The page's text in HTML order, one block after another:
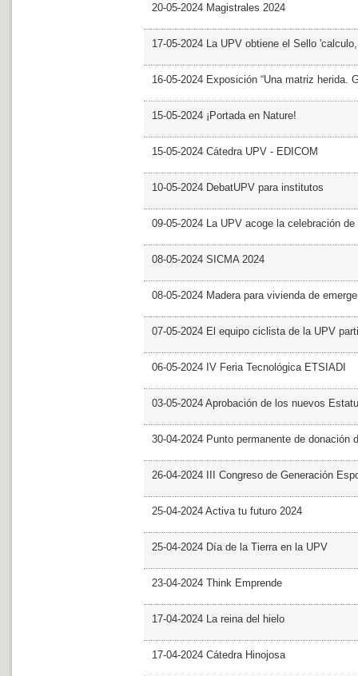
20-05-2024 Magistrales 2024
17-05-2024 La UPV obtiene el Sello
16-05-2024 Exposición “Una matriz herida.
15-05-2024 ¡Portada en Nature!
15-05-2024 Cátedra UPV - EDICOM
10-05-2024 DebatUPV para institutos
09-05-2024 La UPV acoge la celebración
08-05-2024 SICMA 2024
08-05-2024 Madera para vivienda de
07-05-2024 El equipo ciclista de la UPV
06-05-2024 IV Feria Tecnológica ETSIADI
03-05-2024 Aprobación de los nuevos
30-04-2024 Punto permanente de donación
26-04-2024 III Congreso de Generación
25-04-2024 Activa tu futuro 2024
25-04-2024 Día de la Tierra en la UPV
23-04-2024 Think Emprende
17-04-2024 La reina del hielo
17-04-2024 Cátedra Hinojosa